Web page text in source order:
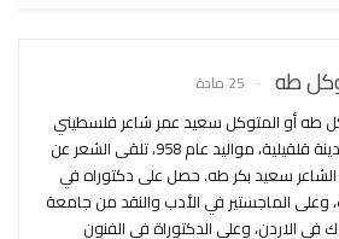
طه 25 مادة
طه أو المتوكل سعيد عمر شاعر فلسطيني
من مدينة قلقيلية، مواليد عام 958، تلقى الشعر عن
الشاعر سعيد بكر طه. حصل على دكتوراه في
وعلى الماجستير في الأدب والنقد من جامعة
في الاردن، وعلى الدكتوراة في الفنون